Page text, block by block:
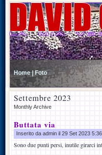
Home | Foto
Settembre 2023
Monthly Archive
Buttata via
Inserito da admin il 29 Set 2023
Sono due punti persi, inutile girarci